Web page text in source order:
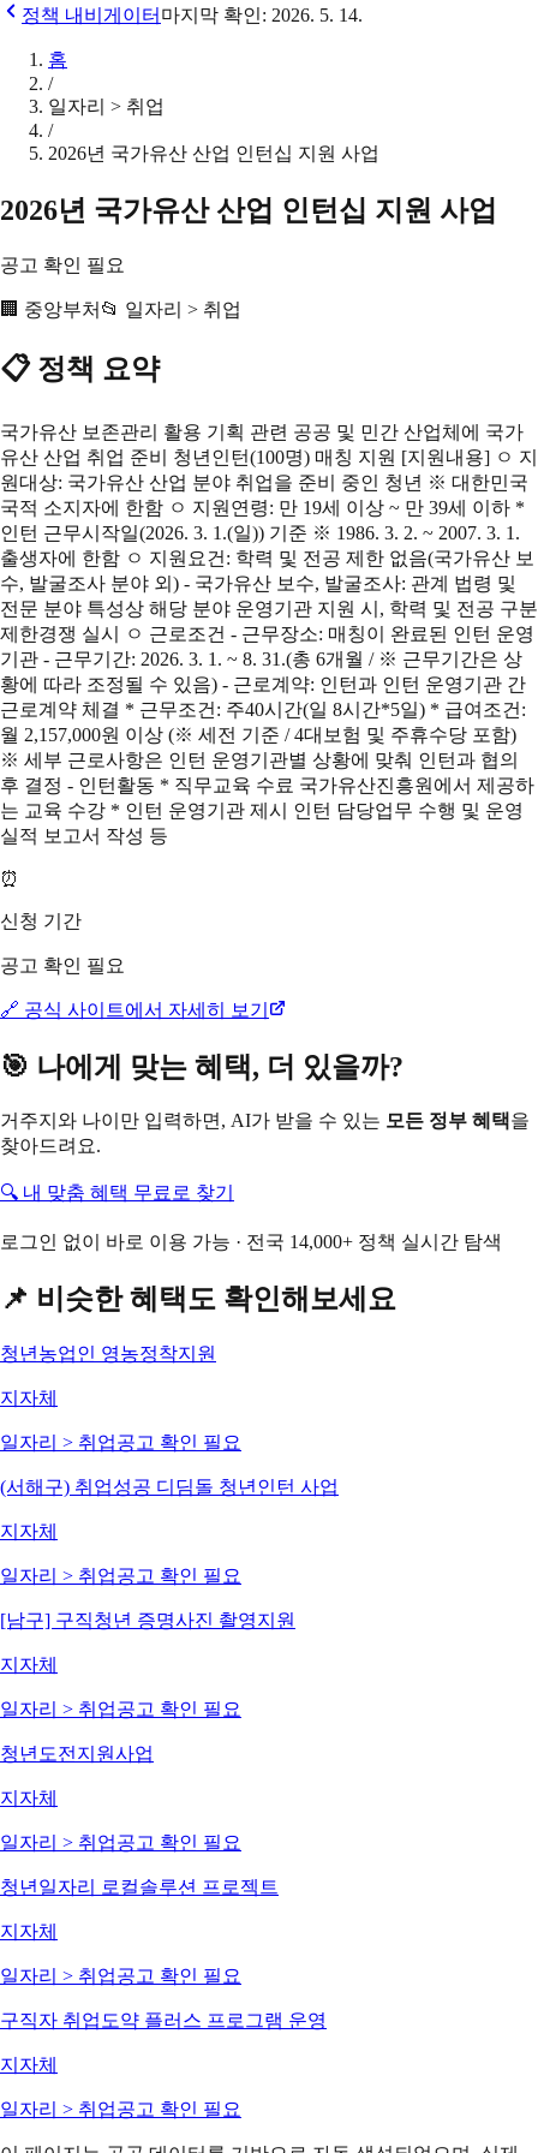
정책 내비게이터 마지막 확인: 2026. 5. 14.
홈
/
일자리 > 취업
/
2026년 국가유산 산업 인턴십 지원 사업
2026년 국가유산 산업 인턴십 지원 사업
공고 확인 필요
🏢 중앙부처 📂 일자리 > 취업
📋 정책 요약
국가유산 보존관리 활용 기획 관련 공공 및 민간 산업체에 국가
유산 산업 취업 준비 청년인턴(100명) 매칭 지원 [지원내용] ㅇ 지
원대상: 국가유산 산업 분야 취업을 준비 중인 청년 ※ 대한민국
국적 소지자에 한함 ㅇ 지원연령: 만 19세 이상 ~ 만 39세 이하 *
인턴 근무시작일(2026. 3. 1.(일)) 기준 ※ 1986. 3. 2. ~ 2007. 3. 1.
출생자에 한함 ㅇ 지원요건: 학력 및 전공 제한 없음(국가유산 보
수, 발굴조사 분야 외) - 국가유산 보수, 발굴조사: 관계 법령 및
전문 분야 특성상 해당 분야 운영기관 지원 시, 학력 및 전공 구분
제한경쟁 실시 ㅇ 근로조건 - 근무장소: 매칭이 완료된 인턴 운영
기관 - 근무기간: 2026. 3. 1. ~ 8. 31.(총 6개월 / ※ 근무기간은 상
황에 따라 조정될 수 있음) - 근로계약: 인턴과 인턴 운영기관 간
근로계약 체결 * 근무조건: 주40시간(일 8시간*5일) * 급여조건:
월 2,157,000원 이상 (※ 세전 기준 / 4대보험 및 주휴수당 포함)
※ 세부 근로사항은 인턴 운영기관별 상황에 맞춰 인턴과 협의
후 결정 - 인턴활동 * 직무교육 수료 국가유산진흥원에서 제공하
는 교육 수강 * 인턴 운영기관 제시 인턴 담당업무 수행 및 운영
실적 보고서 작성 등
⏰
신청 기간
공고 확인 필요
🔗 공식 사이트에서 자세히 보기
🎯 나에게 맞는 혜택, 더 있을까?
거주지와 나이만 입력하면, AI가 받을 수 있는 모든 정부 혜택을
찾아드려요.
🔍 내 맞춤 혜택 무료로 찾기
로그인 없이 바로 이용 가능 · 전국 14,000+ 정책 실시간 탐색
📌 비슷한 혜택도 확인해보세요
청년농업인 영농정착지원
지자체
일자리 > 취업공고 확인 필요
(서해구) 취업성공 디딤돌 청년인턴 사업
지자체
일자리 > 취업공고 확인 필요
[남구] 구직청년 증명사진 촬영지원
지자체
일자리 > 취업공고 확인 필요
청년도전지원사업
지자체
일자리 > 취업공고 확인 필요
청년일자리 로컬솔루션 프로젝트
지자체
일자리 > 취업공고 확인 필요
구직자 취업도약 플러스 프로그램 운영
지자체
일자리 > 취업공고 확인 필요